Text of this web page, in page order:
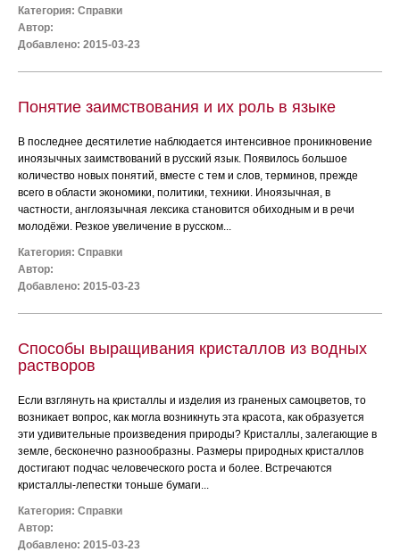
Категория: Справки
Автор:
Добавлено: 2015-03-23
Понятие заимствования и их роль в языке
В последнее десятилетие наблюдается интенсивное проникновение
иноязычных заимствований в русский язык. Появилось большое
количество новых понятий, вместе с тем и слов, терминов, прежде
всего в области экономики, политики, техники. Иноязычная, в
частности, англоязычная лексика становится обиходным и в речи
молодёжи. Резкое увеличение в русском...
Категория: Справки
Автор:
Добавлено: 2015-03-23
Способы выращивания кристаллов из водных
растворов
Если взглянуть на кристаллы и изделия из граненых самоцветов, то
возникает вопрос, как могла возникнуть эта красота, как образуется
эти удивительные произведения природы? Кристаллы, залегающие в
земле, бесконечно разнообразны. Размеры природных кристаллов
достигают подчас человеческого роста и более. Встречаются
кристаллы-лепестки тоньше бумаги...
Категория: Справки
Автор:
Добавлено: 2015-03-23